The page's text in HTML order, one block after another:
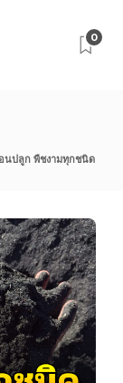
0
นปลูก พืชงามทุกชนิด